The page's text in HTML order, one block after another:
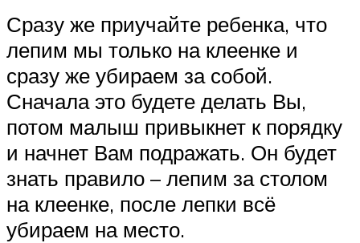
Сразу же приучайте ребенка, что
лепим мы только на клеенке и
сразу же убираем за собой.
Сначала это будете делать Вы,
потом малыш привыкнет к порядку
и начнет Вам подражать. Он будет
знать правило – лепим за столом
на клеенке, после лепки всё
убираем на место.